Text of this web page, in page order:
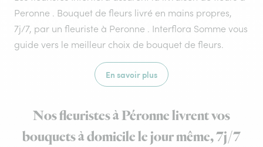
Peronne . Bouquet de fleurs livré en mains propres,
7j/7, par un fleuriste à Peronne . Interflora Somme vous
guide vers le meilleur choix de bouquet de fleurs.
En savoir plus
Nos fleuristes à Péronne livrent vos
bouquets à domicile le jour même, 7j/7